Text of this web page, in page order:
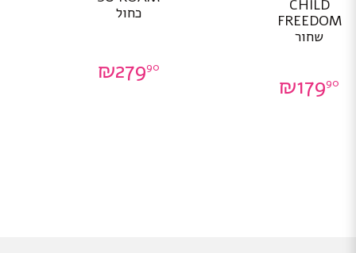
יש
מספר
סוגים.
את
האפשרויות
CHILD
FREEDOM
שחור
₪17990
לבחור
כחול
₪27990